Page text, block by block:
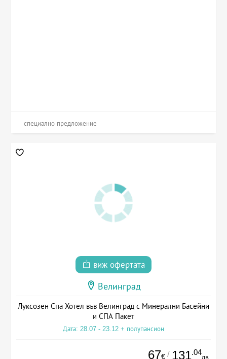
специално предложение
виж офертата
Велинград
Луксозен Спа Хотел във Велинград с Минерални Басейни
и СПА Пакет
Дата: 28.07 - 23.12 + полупансион
67€ / 131.04
лв.